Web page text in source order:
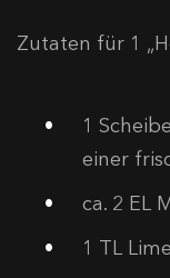
Zutaten für 1
1
einer
ca. 2 EL
1 TL